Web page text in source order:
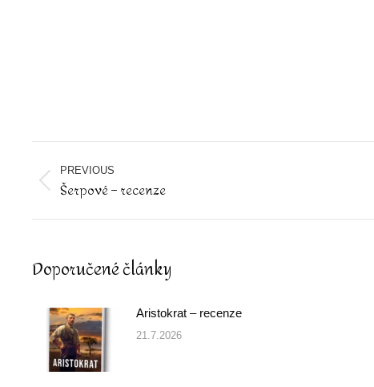
Post
navigation
PREVIOUS
Previous
Šerpové – recenze
Doporučené články
Aristokrat – recenze
21.7.2026